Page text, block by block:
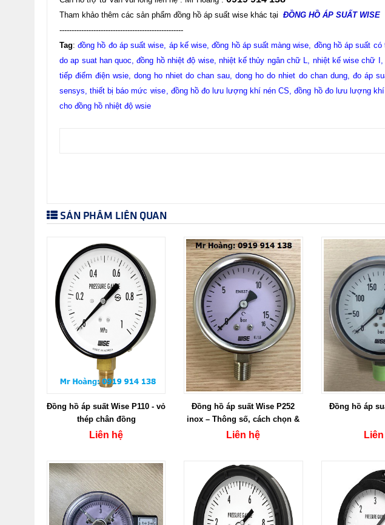
Tham khảo thêm các sản phẩm đồng hồ áp suất wise khác tại ĐỒNG HỒ ÁP SUẤT WISE
---------------------------------------------------
Tag:đồng hồ đo áp suất wise, áp kế wise,đồng hồ áp suất màng wise, đồng hồ áp suất có
do ap suat han quoc,đồng hồ nhiệt độ wise, nhiệt kế thủy ngân chữ L, nhiệt kế wise chữ I ,
tiếp điểm điện wsie,dong ho nhiet do chan sau,dong ho do nhiet do chan dung, đo áp
sensys, thiết bị báo mức wise, đồng hồ đo lưu lượng khí nén CS,đồng hồ đo lưu lượng
cho đồng hồ nhiệt độ wsie
SẢN PHẨM LIÊN QUAN
Đồng hồ áp suất Wise P110 - vỏ
thép chân đồng
Liên hệ
Đồng hồ áp suất Wise P252
inox – Thông số, cách chọn &
báo giá mới nhất 2026
Liên hệ
Đồng hồ áp